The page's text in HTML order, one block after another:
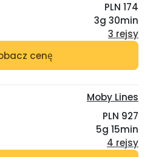
PLN 174
3g 30min
3 rejsy
cenę
Moby Lines
PLN 927
5g 15min
4 rejsy